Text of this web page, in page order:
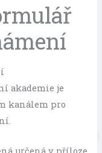
akademie je
kanálem pro